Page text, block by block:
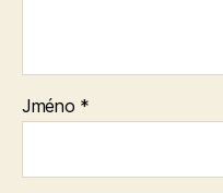
Jméno *